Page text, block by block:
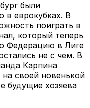
были
в еврокубках. В
поиграть в
который теперь
Федерацию в Лиге
не с чем. В
Карпина
своей новенькой
будущие хозяева